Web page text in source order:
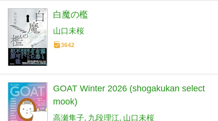
白魔の檻
山口未桜
3642
GOAT Winter 2026 (shogakukan select
mook)
高瀬隼子 九段理江 山口未桜